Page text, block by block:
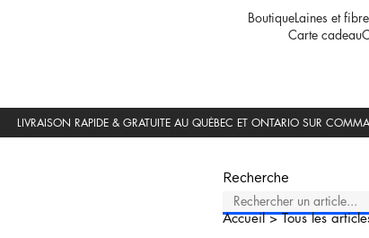
BoutiqueLaines et
Carte cadeau
Recherche
Accueil>Tous les